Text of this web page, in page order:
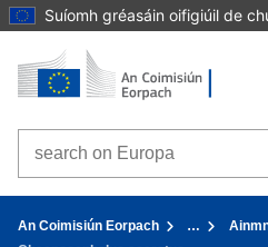
Suíomh gréasáin oifigiúil de
Téigh chuig inneachar
Baile - An Coimisiún Eorpach
Search on Europa websites
An Coimisiún Eorpach …